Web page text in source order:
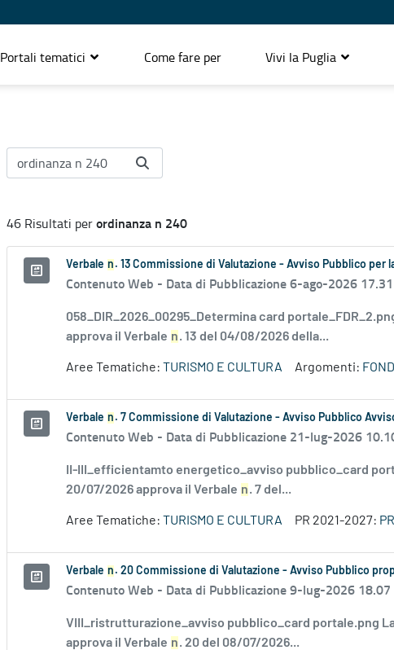
Portali tematici Come fare per Vivi la Puglia
46 Risultati perordinanza n 240
Verbale n . 13 Commissione di Valutazione - Avviso Pubblico per
Contenuto Web - Data di Pubblicazione 6-ago-2026 17.31
058_DIR_2026_00295_Determina card
approva il Verbale n. 13 del 04/08/2026 della...
Aree Tematiche: TURISMO E CULTURA Argomenti:
Verbale n . 7 Commissione di Valutazione - Avviso Pubblico
Contenuto Web - Data di Pubblicazione 21-lug-2026
II-III_efficientamto energetico_avviso pubblico_card
20/07/2026 approva il Verbale n. 7 del...
Aree Tematiche: TURISMO E CULTURA PR 2021-2027:
Verbale n . 20 Commissione di Valutazione - Avviso Pubblico
Contenuto Web - Data di Pubblicazione 9-lug-2026 18.07
VIII_ristrutturazione_avviso pubblico_card portale.png
approva il Verbale n. 20 del 08/07/2026...